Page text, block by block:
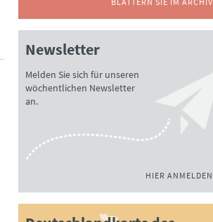
Newsletter
Melden Sie sich für unseren
wöchentlichen Newsletter
an.
HIER ANMELDEN